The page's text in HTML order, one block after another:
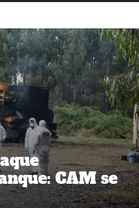
CAM se